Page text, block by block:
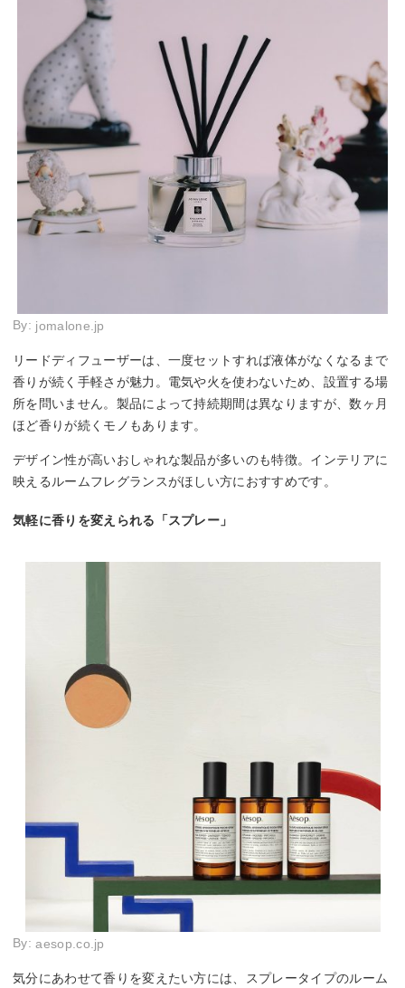
By: jomalone.jp
リードディフューザーは、一度セットすれば液体がなくなるまで
香りが続く手軽さが魅力。電気や火を使わないため、設置する場
所を問いません。製品によって持続期間は異なりますが、数ヶ月
ほど香りが続くモノもあります。
デザイン性が高いおしゃれな製品が多いのも特徴。インテリアに
映えるルームフレグランスがほしい方におすすめです。
気軽に香りを変えられる「スプレー」
By:aesop.co.jp
気分にあわせて香りを変えたい方には、スプレータイプのルーム